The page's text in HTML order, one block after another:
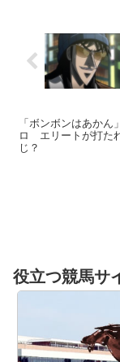
「ボンボンはあか
ロ エリートが打た
じ？
役立つ競馬サ